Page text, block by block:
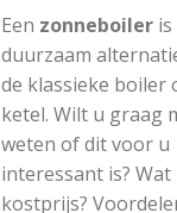
Een zonneboiler
duurzaam
de klassieke boiler
ketel. Wilt u graag
weten of dit voor u
interessant is? Wat
kostprijs?